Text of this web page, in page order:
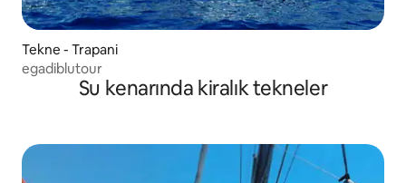
Tekne - Trapani
egadiblutour
Su kenarında kiralık tekneler